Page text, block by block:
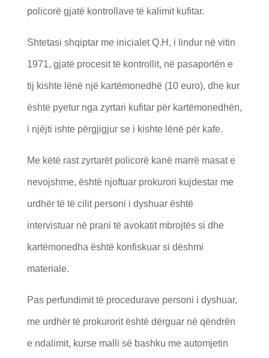
policorë gjatë kontrollave të kalimit kufitar.
Shtetasi shqiptar me inicialet Q.H, i lindur në vitin
1971, gjatë procesit të kontrollit, në pasaportën e
tij kishte lënë një kartëmonedhë (10 euro), dhe kur
është pyetur nga zyrtari kufitar për kartëmonedhën,
i njëjti ishte përgjigjur se i kishte lënë për kafe.
Me këtë rast zyrtarët policorë kanë marrë masat e
nevojshme, është njoftuar prokurori kujdestar me
urdhër të të cilit personi i dyshuar është
intervistuar në prani të avokatit mbrojtës si dhe
kartëmonedha është konfiskuar si dëshmi
materiale.
Pas perfundimit të procedurave personi i dyshuar,
me urdhër të prokurorit është dërguar në qëndrën
e ndalimit, kurse malli së bashku me automjetin